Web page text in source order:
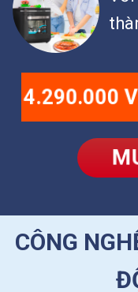
4.290.000
CÔNG